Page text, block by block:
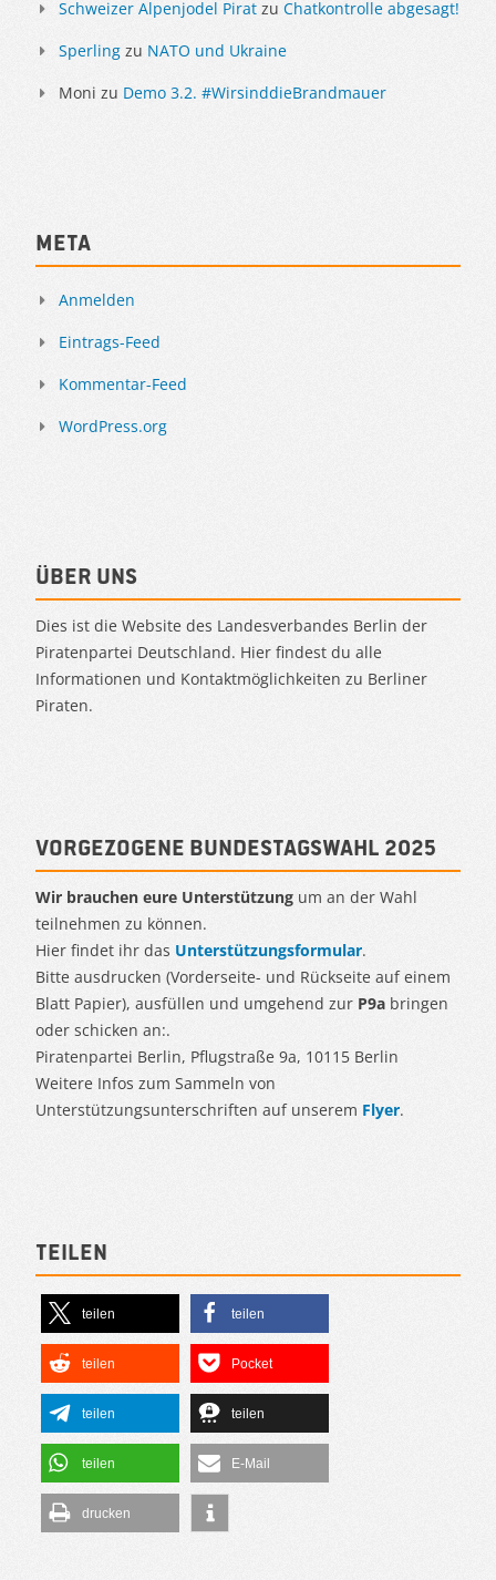
Schweizer Alpenjodel Pirat zu Chatkontrolle abgesagt!
Sperling zu NATO und Ukraine
Moni zu Demo 3.2. #WirsinddieBrandmauer
Meta
Anmelden
Eintrags-Feed
Kommentar-Feed
WordPress.org
Über uns
Dies ist die Website des Landesverbandes Berlin der
Piratenpartei Deutschland. Hier findest du alle
Informationen und Kontaktmöglichkeiten zu Berliner
Piraten.
Vorgezogene Bundestagswahl 2025
Wir brauchen eure Unterstützung um an der Wahl
teilnehmen zu können.
Hier findet ihr das Unterstützungsformular.
Bitte ausdrucken (Vorderseite- und Rückseite auf einem
Blatt Papier), ausfüllen und umgehend zur P9a bringen
oder schicken an:.
Piratenpartei Berlin, Pflugstraße 9a, 10115 Berlin
Weitere Infos zum Sammeln von
Unterstützungsunterschriften auf unserem Flyer.
Teilen
teilen teilen
teilen Pocket
teilen teilen
teilen E-Mail
drucken